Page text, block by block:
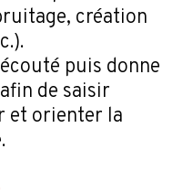
création
puis donne
de saisir
et orienter la